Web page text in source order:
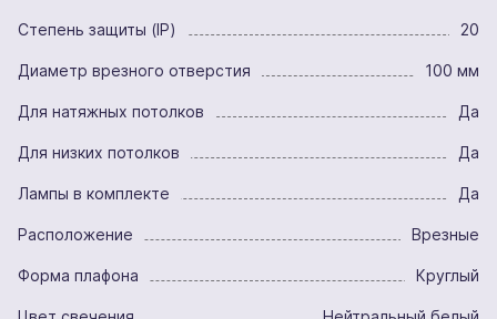
Степень защиты (IP) 20
Диаметр врезного отверстия 100 мм
Для натяжных потолков Да
Для низких потолков Да
Лампы в комплекте Да
Расположение Врезные
Форма плафона Круглый